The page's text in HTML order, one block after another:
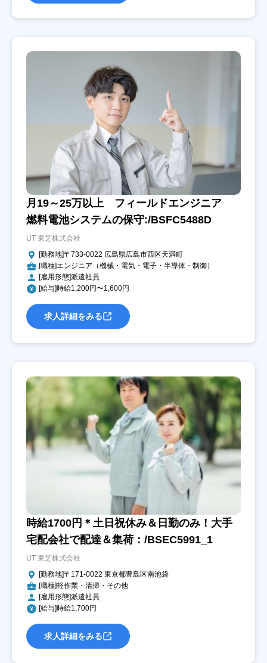
月19～25万以上 フィールドエンジニア
燃料電池システムの保守:/BSFC5488D
UT 東芝株式会社
[勤務地]〒733-0022 広島県広島市西区天満町
[職種]エンジニア（機械・電気・電子・半導体・制御）
[雇用形態]派遣社員
[給与]時給1,200円〜1,600円
求人詳細をみる
時給1700円＊土日祝休み＆日勤のみ！大手
宅配会社で配達＆集荷：/BSEC5991_1
UT 東芝株式会社
[勤務地]〒171-0022 東京都豊島区南池袋
[職種]軽作業・清掃・その他
[雇用形態]派遣社員
[給与]時給1,700円
求人詳細をみる